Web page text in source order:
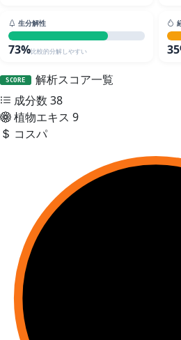
生分解性
73%比較的分解しやすい
SCORE
解析スコア一覧
成分数 38
植物エキス 9
コスパ